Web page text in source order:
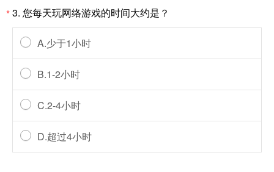
*3. 您每天玩网络游戏的时间大约是？
A.少于1小时
B.1-2小时
C.2-4小时
D.超过4小时